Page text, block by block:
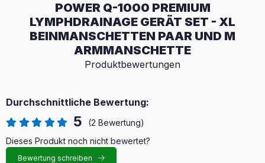
POWER Q-1000 PREMIUM
LYMPHDRAINAGE GERÄT SET - XL
BEINMANSCHETTEN PAAR UND M
ARMMANSCHETTE
Produktbewertungen
Durchschnittliche Bewertung:
5
(2 Bewertung)
Dieses Produkt noch nicht bewertet?
Bewertung schreiben